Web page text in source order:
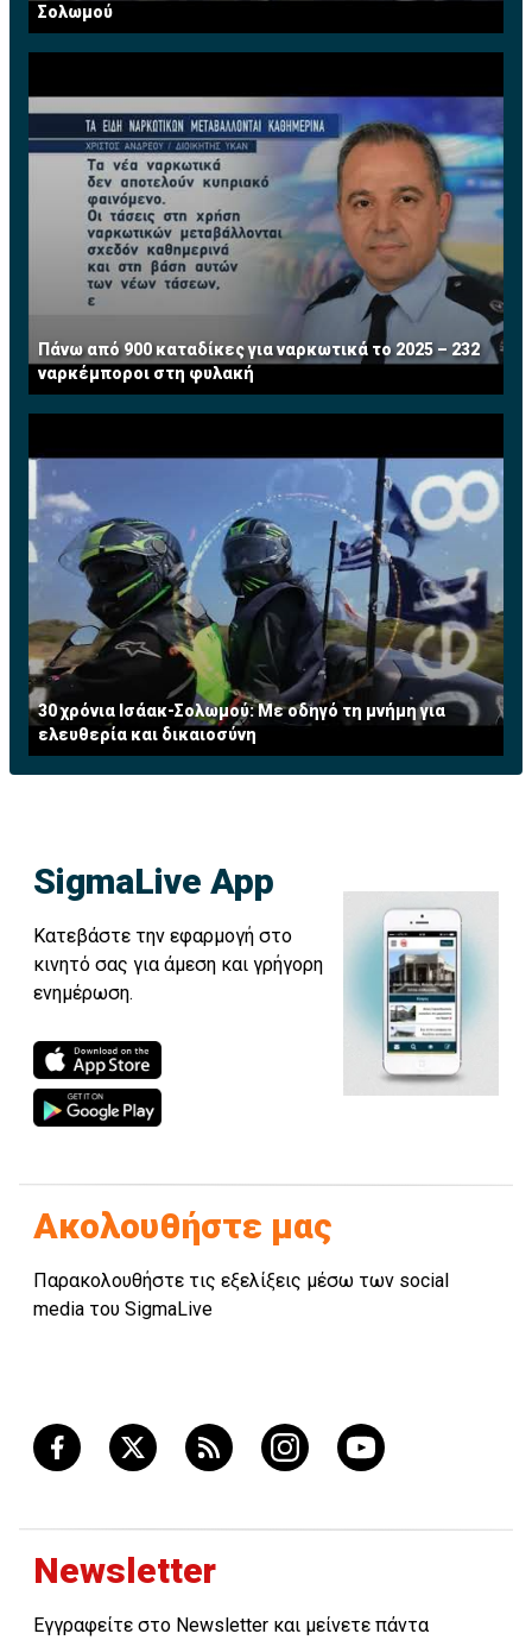
Σολωμού
Πάνω από 900 καταδίκες για ναρκωτικά το 2025 – 232
ναρκέμποροι στη φυλακή
30 χρόνια Ισάακ-Σολωμού: Με οδηγό τη μνήμη για
ελευθερία και δικαιοσύνη
SigmaLive App
Κατεβάστε την εφαρμογή στο
κινητό σας για άμεση και γρήγορη
ενημέρωση.
Ακολουθήστε μας
Παρακολουθήστε τις εξελίξεις μέσω των social
media του SigmaLive
Newsletter
Εγγραφείτε στο Newsletter και μείνετε πάντα